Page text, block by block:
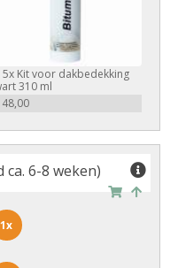
5xKit voor dakbedekking
310 ml
6-8 weken)
1x
1x